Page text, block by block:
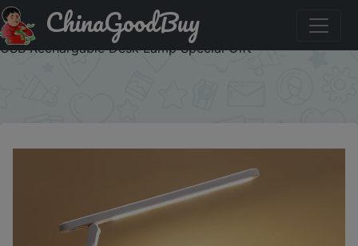
Придбати по акціи Table Lamp Eyes Protection Touch
Dimmable LED Light Student Dormitory Bedroom Reading
USB Rechargable Desk Lamp Special Gift
ChinaGoodBuy